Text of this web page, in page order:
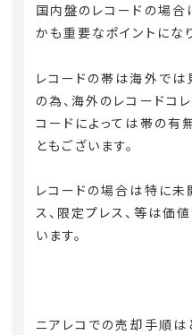
国内盤のレコードの場合
かも重要なポイントにな
レコードの帯は海外で
の為、海外のレコードコ
コードによっては帯の有
ともございます。
レコードの場合は特に未
ス、限定プレス、等は価
います。
ニアレコでの売却手順は